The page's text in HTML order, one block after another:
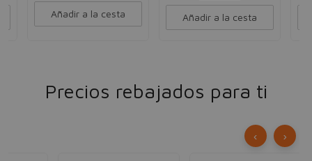
Añadir a la cesta Añadir a la cesta
Precios rebajados para ti
‹ ›